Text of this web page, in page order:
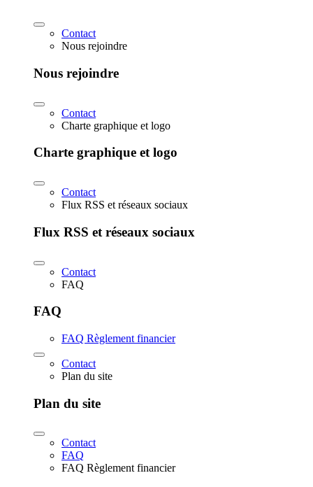
Contact
Nous rejoindre
Nous rejoindre
Contact
Charte graphique et logo
Charte graphique et logo
Contact
Flux RSS et réseaux sociaux
Flux RSS et réseaux sociaux
Contact
FAQ
FAQ
FAQ Règlement financier
Contact
Plan du site
Plan du site
Contact
FAQ
FAQ Règlement financier